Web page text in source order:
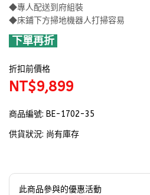
◆專人配送到府組裝
◆床鋪下方掃地機器人打掃容易
下單再折
折扣前價格
NT$9,899
商品編號: BE-1702-35
供貨狀況: 尚有庫存
此商品參與的優惠活動